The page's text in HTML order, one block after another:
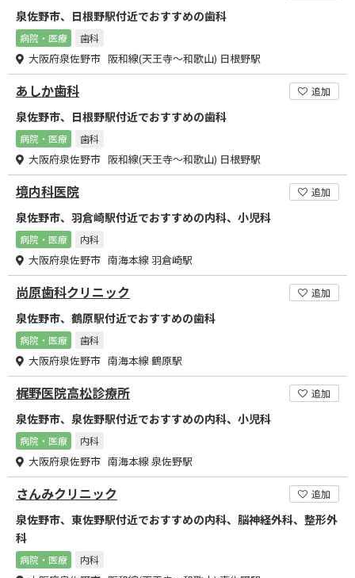
泉佐野市、日根野駅付近でおすすめの歯科
病院・医療 歯科
大阪府泉佐野市 阪和線(天王寺～和歌山) 日根野駅
あしか歯科 追加
泉佐野市、日根野駅付近でおすすめの歯科
病院・医療 歯科
大阪府泉佐野市 阪和線(天王寺～和歌山) 日根野駅
境内科医院 追加
泉佐野市、羽倉崎駅付近でおすすめの内科、小児科
病院・医療 内科
大阪府泉佐野市 南海本線 羽倉崎駅
尚原歯科クリニック 追加
泉佐野市、鶴原駅付近でおすすめの歯科
病院・医療 歯科
大阪府泉佐野市 南海本線 鶴原駅
梶野医院高松診療所 追加
泉佐野市、泉佐野駅付近でおすすめの内科、小児科
病院・医療 内科
大阪府泉佐野市 南海本線 泉佐野駅
さんみクリニック 追加
泉佐野市、東佐野駅付近でおすすめの内科、脳神経外科、整形外
科
病院・医療 内科